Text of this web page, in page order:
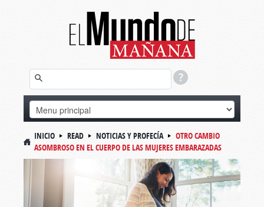
INICIO READ NOTICIAS Y PROFECÍA
OTRO CAMBIO
ASOMBROSO EN EL CUERPO DE LAS MUJERES EMBARAZADAS